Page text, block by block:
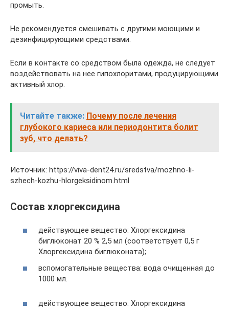
промыть.
Не рекомендуется смешивать с другими моющими и
дезинфицирующими средствами.
Если в контакте со средством была одежда, не следует
воздействовать на нее гипохлоритами, продуцирующими
активный хлор.
Читайте также: Почему после лечения
глубокого кариеса или периодонтита болит
зуб, что делать?
Источник: https://viva-dent24.ru/sredstva/mozhno-li-
szhech-kozhu-hlorgeksidinom.html
Состав хлоргексидина
действующее вещество: Хлоргексидина
биглюконат 20 % 2,5 мл (соответствует 0,5 г
Хлоргексидина биглюконата);
вспомогательные вещества: вода очищенная до
1000 мл.
действующее вещество: Хлоргексидина